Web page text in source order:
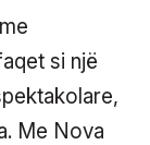
si një
Me Nova